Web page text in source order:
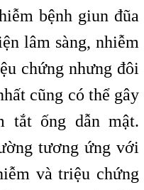
bệnh giun đũa
lâm sàng, nhiễm
chứng nhưng đôi
cũng có thể gây
tắt ống dẫn mật.
tương ứng với
và triệu chứng